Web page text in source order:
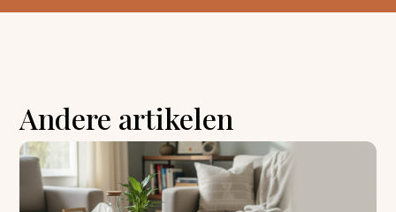
Andere artikelen